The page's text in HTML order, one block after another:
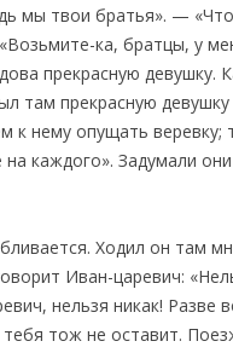
мы твои братья». —
ка, братцы, у
прекрасную девушку.
там прекрасную девушку
нему опущать веревку;
каждого». Задумали
Ходил он там
Иван-царевич:
нельзя никак! Разве
тож не оставит.